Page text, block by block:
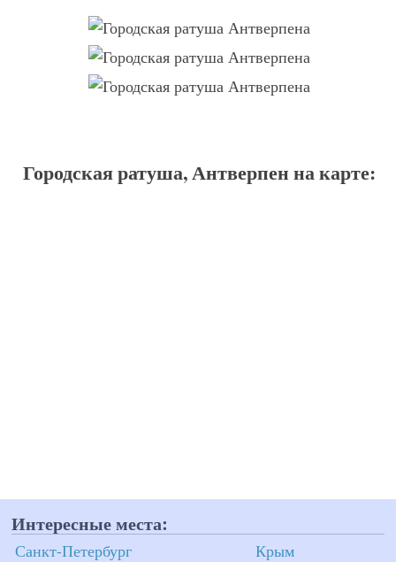
Городская ратуша, Антверпен на карте:
Интересные места:
Санкт-Петербург Крым